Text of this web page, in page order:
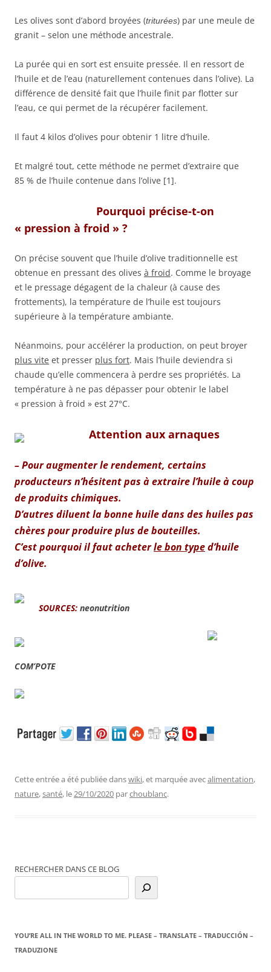
Les olives sont d’abord broyées (triturées) par une meule de
granit – selon une méthode ancestrale.
La purée qui en sort est ensuite pressée. Il en ressort de
l’huile et de l’eau (naturellement contenues dans l’olive). La
différence de densité fait que l’huile finit par flotter sur
l’eau, ce qui permet de la récupérer facilement.
Il faut 4 kilos d’olives pour obtenir 1 litre d’huile.
Et malgré tout, cette méthode ne permet d’extraire que
85 % de l’huile contenue dans l’olive [1].
Pourquoi précise-t-on
« pression à froid » ?
On précise souvent que l’huile d’olive traditionnelle est
obtenue en pressant des olives à froid. Comme le broyage
et le pressage dégagent de la chaleur (à cause des
frottements), la température de l’huile est toujours
supérieure à la température ambiante.
Néanmoins, pour accélérer la production, on peut broyer
plus vite et presser plus fort. Mais l’huile deviendra si
chaude qu’elle commencera à perdre ses propriétés. La
température à ne pas dépasser pour obtenir le label
« pression à froid » est 27°C.
Attention aux arnaques
– Pour augmenter le rendement, certains
producteurs n’hésitent pas à extraire l’huile à coup
de produits chimiques.
D’autres diluent la bonne huile dans des huiles pas
chères pour produire plus de bouteilles.
C’est pourquoi il faut acheterle bon typed’huile
d’olive.
SOURCES: neonutrition
COM’POTE
Cette entrée a été publiée danswiki, et marquée avecalimentation,
nature,santé, le29/10/2020 parchoublanc.
RECHERCHER DANS CE BLOG
YOU’RE ALL IN THE WORLD TO ME. PLEASE – TRANSLATE – TRADUCCIÓN –
TRADUZIONE